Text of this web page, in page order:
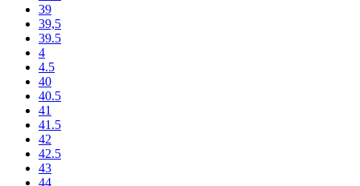
39
39,5
39.5
4
4.5
40
40.5
41
41.5
42
42.5
43
44